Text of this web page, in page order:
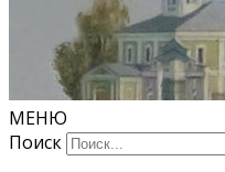
МЕНЮ
Поиск